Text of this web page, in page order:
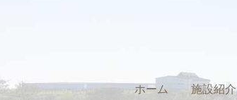
ホーム 施設紹介